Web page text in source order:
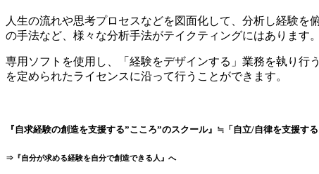
人生の流れや思考プロセスなどを図面化して、分析し経験
の手法など、様々な分析手法がテイクティングにはあります。
専用ソフトを使用し、「経験をデザインする」業務を執り行
を定められたライセンスに沿って行うことができます。
『自求経験の創造を支援する”こころ”のスクール』≒「自立/自律を支援する
⇒『自分が求める経験を自分で創造できる人』へ